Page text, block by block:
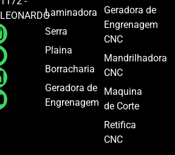
LEONARDOLaminadora
Serra
Plaina
Borracharia
Geradora de
Engrenagem
Geradora de
Engrenagem
CNC
Mandrilhadora
CNC
Maquina
de Corte
Retifica
CNC